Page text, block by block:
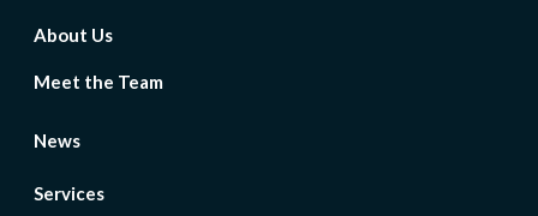
About Us
Meet the Team
News
Services